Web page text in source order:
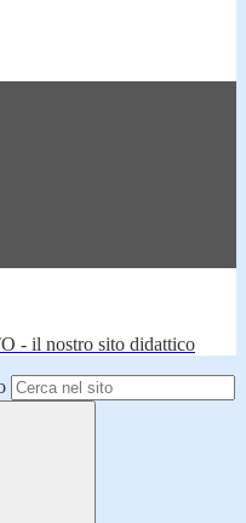
- il nostro sito didattico